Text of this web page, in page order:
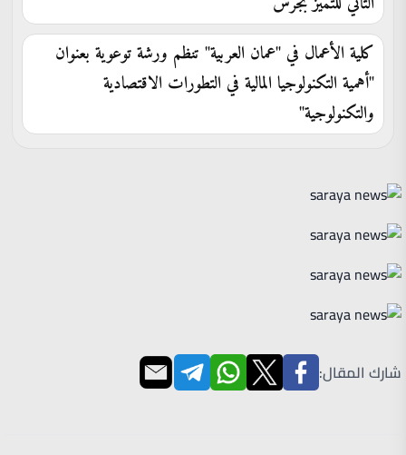
كلية الأعمال في "عمان العربية" تنظم ورشة توعوية بعنوان
"أهمية التكنولوجيا المالية في التطورات الاقتصادية
والتكنولوجية"
شارك المقال: